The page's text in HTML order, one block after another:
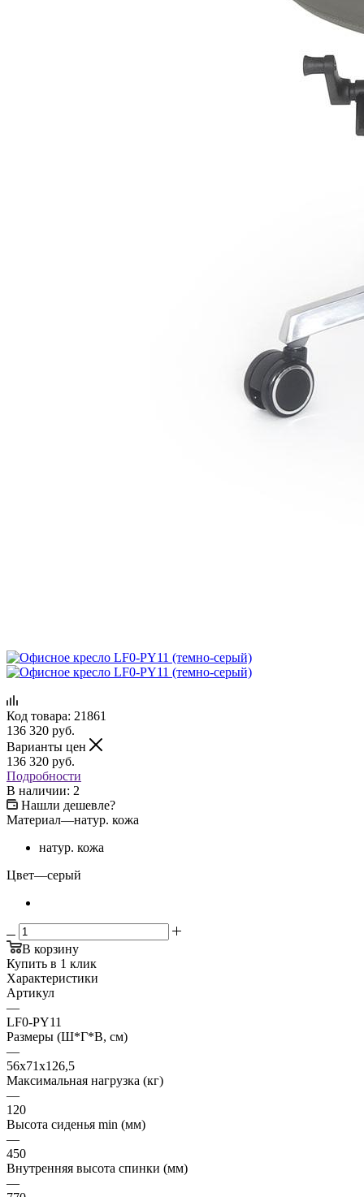
Код товара: 21861
136 320 руб.
Варианты цен
136 320 руб.
Подробности
В наличии: 2
Нашли дешевле?
Материал—натур. кожа
натур. кожа
Цвет—серый
В корзину
Купить в 1 клик
Характеристики
Артикул
—
LF0-PY11
Размеры (Ш*Г*В, см)
—
56х71х126,5
Максимальная нагрузка (кг)
—
120
Высота сиденья min (мм)
—
450
Внутренняя высота спинки (мм)
—